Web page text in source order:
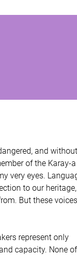
and without
of the Karay-a
very eyes.
to our
But these
represent only
capacity. None